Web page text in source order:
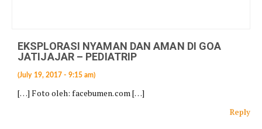
EKSPLORASI NYAMAN DAN AMAN DI GOA
JATIJAJAR – PEDIATRIP
(July 19, 2017 - 9:15 am)
[…] Foto oleh: facebumen.com […]
Reply